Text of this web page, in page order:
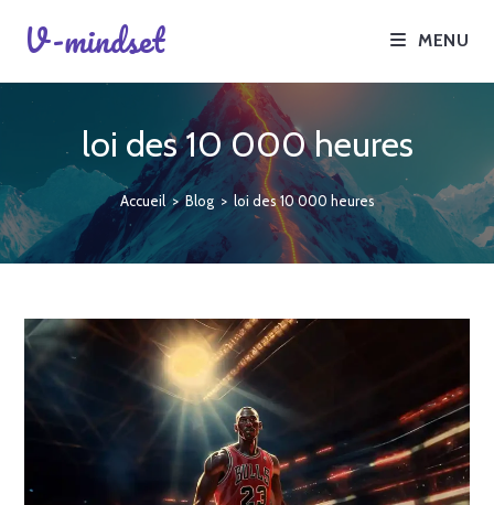
V-mindset MENU
loi des 10 000 heures
Accueil > Blog > loi des 10 000 heures